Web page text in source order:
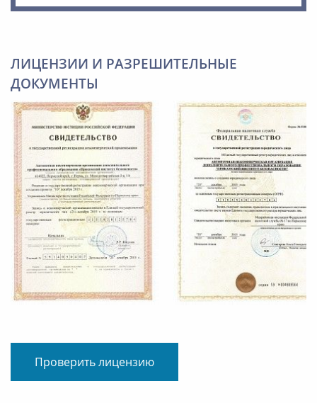
ЛИЦЕНЗИИ И РАЗРЕШИТЕЛЬНЫЕ
ДОКУМЕНТЫ
Проверить лицензию